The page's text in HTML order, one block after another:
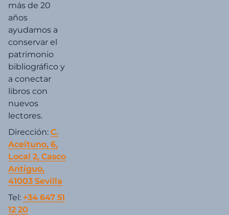
más de 20
años
ayudamos a
conservar el
patrimonio
bibliográfico y
a conectar
libros con
nuevos
lectores.
Dirección: C.
Aceituno, 6,
Local 2, Casco
Antiguo,
41003 Sevilla
Tel: +34 647 51
12 20